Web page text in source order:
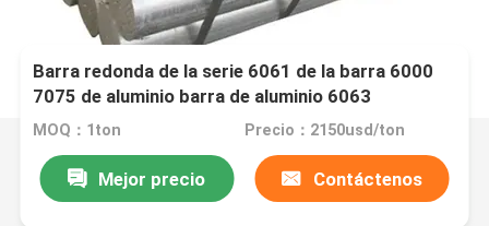
Barra redonda de la serie 6061 de la barra 6000
7075 de aluminio barra de aluminio 6063
MOQ：1ton Precio：2150usd/ton
Mejor precio Contáctenos